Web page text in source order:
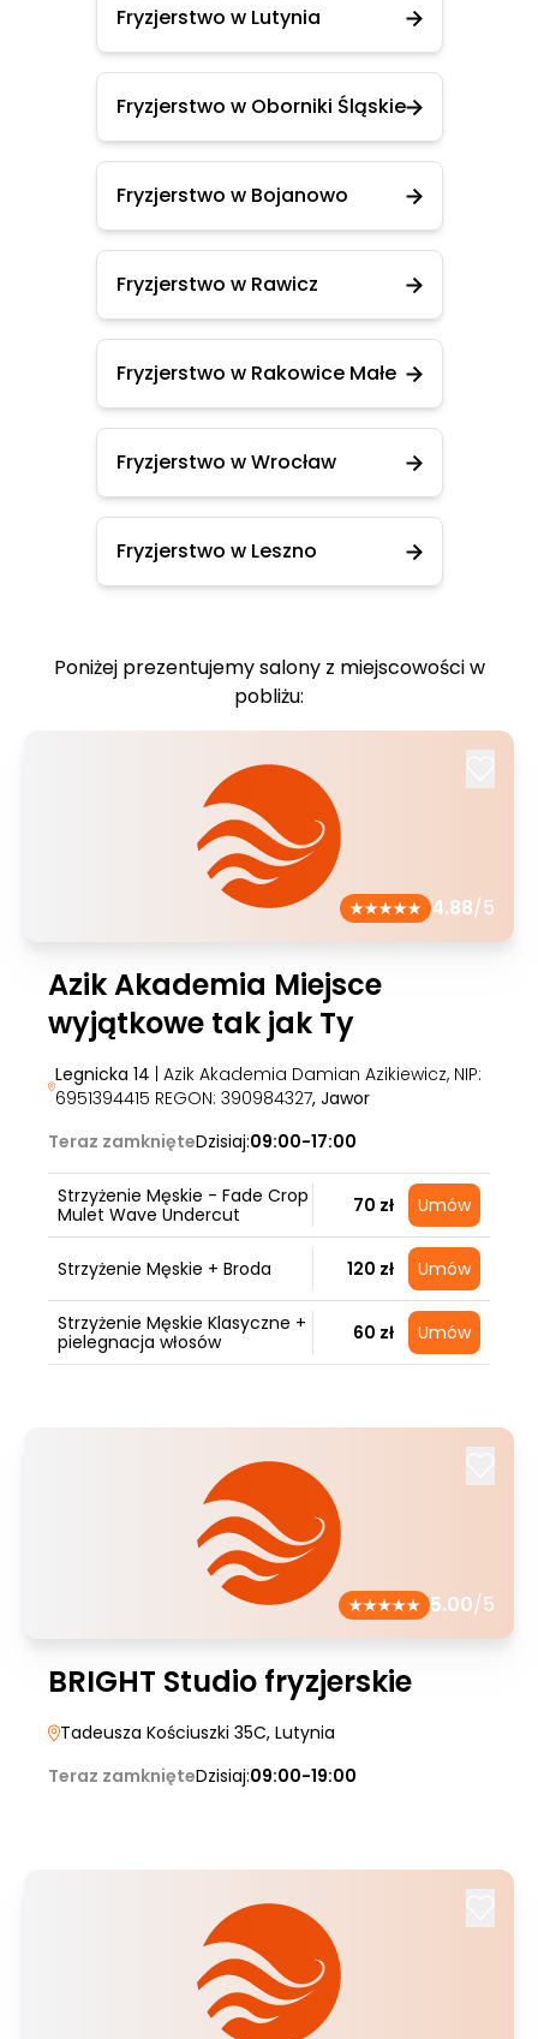
Fryzjerstwo w Lutynia
Fryzjerstwo w Oborniki Śląskie
Fryzjerstwo w Bojanowo
Fryzjerstwo w Rawicz
Fryzjerstwo w Rakowice Małe
Fryzjerstwo w Wrocław
Fryzjerstwo w Leszno
Poniżej prezentujemy salony z miejscowości w
pobliżu:
4.88/5
Azik Akademia Miejsce
wyjątkowe tak jak Ty
Legnicka 14 | Azik Akademia Damian Azikiewicz, NIP:
6951394415 REGON: 390984327, Jawor
Teraz zamknięteDzisiaj:09:00-17:00
Strzyżenie Męskie - Fade Crop
Mulet Wave Undercut
70 zł Umów
Strzyżenie Męskie + Broda 120 zł Umów
Strzyżenie Męskie Klasyczne +
pielegnacja włosów
60 zł Umów
5.00/5
BRIGHT Studio fryzjerskie
Tadeusza Kościuszki 35C, Lutynia
Teraz zamknięteDzisiaj:09:00-19:00